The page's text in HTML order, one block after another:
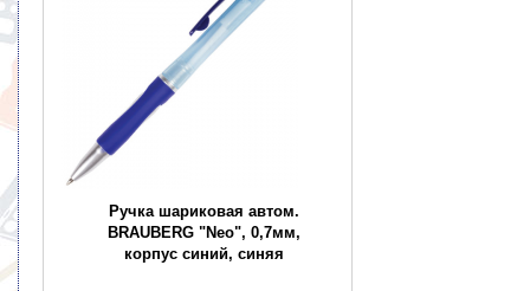
Ручка шариковая автом.
BRAUBERG "Neo", 0,7мм,
корпус синий, синяя